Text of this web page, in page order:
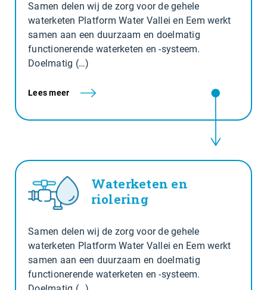
Samen delen wij de zorg voor de gehele
waterketen Platform Water Vallei en Eem werkt
samen aan een duurzaam en doelmatig
functionerende waterketen en -systeem.
Doelmatig (…)
Lees meer
Waterketen en
riolering
Samen delen wij de zorg voor de gehele
waterketen Platform Water Vallei en Eem werkt
samen aan een duurzaam en doelmatig
functionerende waterketen en -systeem.